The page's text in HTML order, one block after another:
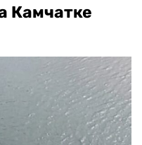
Камчатке